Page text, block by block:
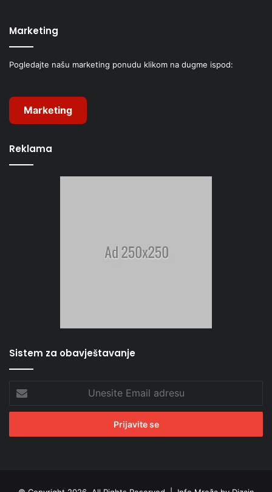
Marketing
Pogledajte našu marketing ponudu klikom na dugme ispod:
Marketing
Reklama
Sistem za obavještavanje
Email
adresu